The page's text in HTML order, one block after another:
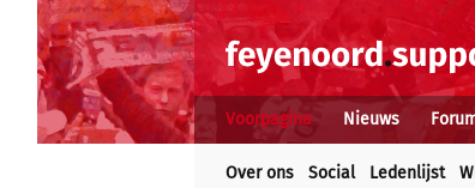
Voorpagina Nieuws
Over ons Social Ledenlijst